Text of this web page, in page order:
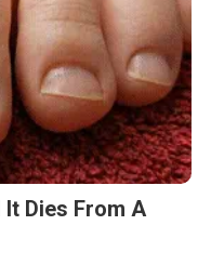
Dies From A